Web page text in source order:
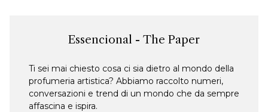
Essencional - The Paper
Ti sei mai chiesto cosa ci sia dietro al mondo della
profumeria artistica? Abbiamo raccolto numeri,
conversazioni e trend di un mondo che da sempre
affascina e ispira.